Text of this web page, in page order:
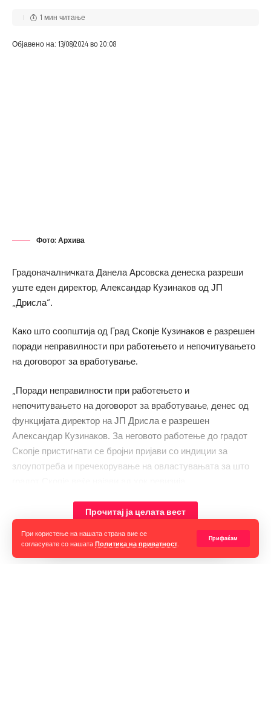
При користење на нашата страна вие се
согласувате со нашата Политика на приватност
Прифаќам
Објавено на: 13/08/2024 во 20:08
1 мин читање
Фото: Архива
Градоначалничката Данела Арсовска денеска разреши
уште еден директор, Александар Кузинаков од ЈП
„Дрисла“.
Како што соопштија од Град Скопје Кузинаков е разрешен
поради неправилности при работењето и непочитувањето
на договорот за вработување.
„Поради неправилности при работењето и
непочитувањето на договорот за вработување, денес од
функцијата директор на ЈП Дрисла е разрешен
Александар Кузинаков. За неговото работење до градот
Скопје пристигнати се бројни пријави со индиции за
злоупотреба и пречекорување на овластувањата за што
Прочитај ја целата вест